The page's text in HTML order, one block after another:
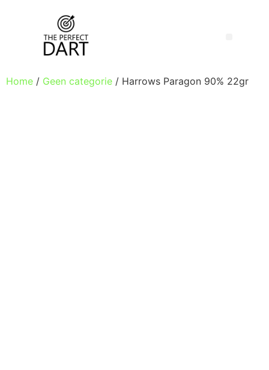
Home / Geen categorie / Harrows Paragon 90% 22gr